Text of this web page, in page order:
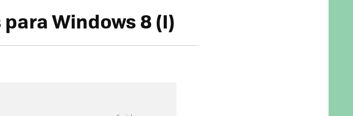
Windows 8 (I)